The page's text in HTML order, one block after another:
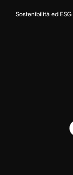
Sostenibilità ed ESG